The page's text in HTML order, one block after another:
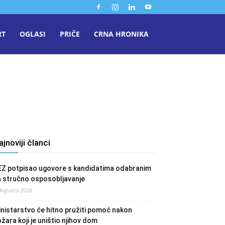
OGLASI PRIČE CRNA HRONIKA
članci
potpisao ugovore s kandidatima odabranim
stručno osposobljavanje
2026.
će hitno pružiti pomoć nakon
koji je uništio njihov dom